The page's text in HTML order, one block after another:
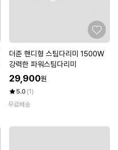
더준 핸디형 스팀다리미 1500W
강력한 파워스팀다리미
29,900원
5.0 (1)
무료배송